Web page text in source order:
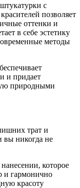
с
позволяет
оттенки и
в себе эстетику
методы
и придает
природными
трат и
вы никогда не
которое
и гармонично
красоту